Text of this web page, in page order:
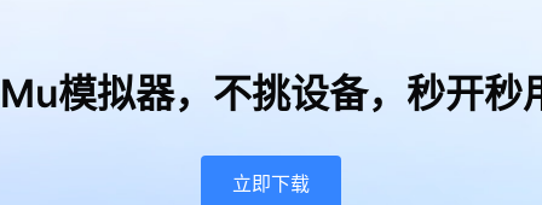
模拟器， 不挑设备，秒开秒
立即下载